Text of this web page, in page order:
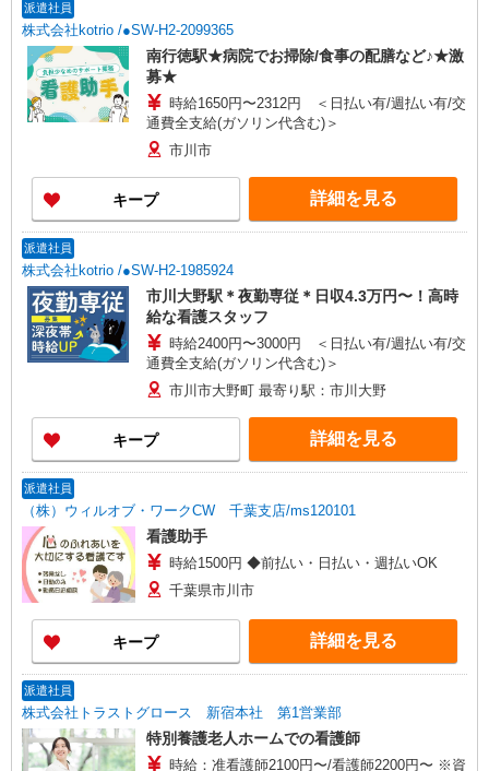
派遣社員
株式会社kotrio /●SW-H2-2099365
南行徳駅★病院でお掃除/食事の配膳など♪★激
募★
時給1650円〜2312円 ＜日払い有/週払い有/交
通費全支給(ガソリン代含む)＞
市川市
キープ 詳細を見る
派遣社員
株式会社kotrio /●SW-H2-1985924
市川大野駅＊夜勤専従＊日収4.3万円〜！高時
給な看護スタッフ
時給2400円〜3000円 ＜日払い有/週払い有/交
通費全支給(ガソリン代含む)＞
市川市大野町 最寄り駅：市川大野
キープ 詳細を見る
派遣社員
（株）ウィルオブ・ワークCW 千葉支店/ms120101
看護助手
時給1500円 ◆前払い・日払い・週払いOK
千葉県市川市
キープ 詳細を見る
派遣社員
株式会社トラストグロース 新宿本社 第1営業部
特別養護老人ホームでの看護師
時給：准看護師2100円〜/看護師2200円〜 ※資